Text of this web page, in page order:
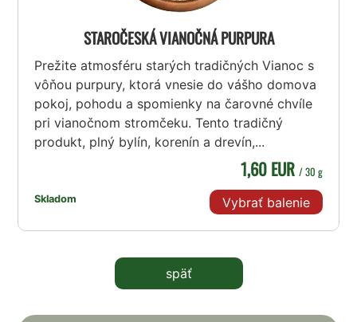
STAROČESKÁ VIANOČNÁ PURPURA
Prežite atmosféru starých tradičných Vianoc s
vôňou purpury, ktorá vnesie do vášho domova
pokoj, pohodu a spomienky na čarovné chvíle
pri vianočnom stromčeku. Tento tradičný
produkt, plný bylín, korenín a drevín,...
Skladom
1,60 EUR / 30 g
Vybrať balenie
späť